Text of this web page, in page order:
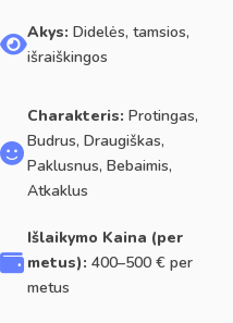
Akys: Didelės, tamsios,
išraiškingos
Charakteris: Protingas,
Budrus, Draugiškas,
Paklusnus, Bebaimis,
Atkaklus
Išlaikymo Kaina (per
metus): 400–500 € per
metus